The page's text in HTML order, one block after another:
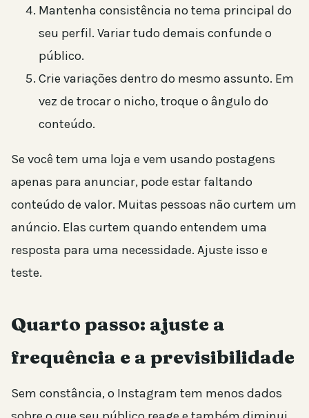
Mantenha consistência no tema principal do
seu perfil. Variar tudo demais confunde o
público.
Crie variações dentro do mesmo assunto. Em
vez de trocar o nicho, troque o ângulo do
conteúdo.
Se você tem uma loja e vem usando postagens
apenas para anunciar, pode estar faltando
conteúdo de valor. Muitas pessoas não curtem um
anúncio. Elas curtem quando entendem uma
resposta para uma necessidade. Ajuste isso e
teste.
Quarto passo: ajuste a
frequência e a previsibilidade
Sem constância, o Instagram tem menos dados